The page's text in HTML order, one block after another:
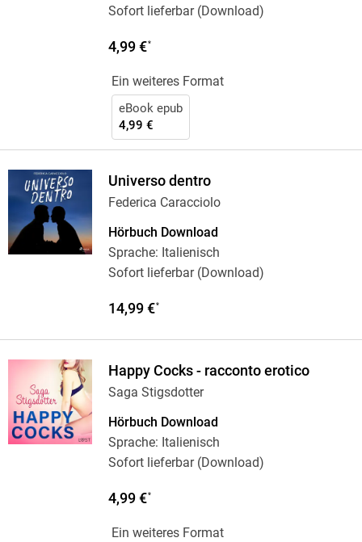
Sofort lieferbar (Download)
4,99 €*
Ein weiteres Format
eBook epub
4,99 €
Universo dentro
Federica Caracciolo
Hörbuch Download
Sprache: Italienisch
Sofort lieferbar (Download)
14,99 €*
Happy Cocks - racconto erotico
Saga Stigsdotter
Hörbuch Download
Sprache: Italienisch
Sofort lieferbar (Download)
4,99 €*
Ein weiteres Format